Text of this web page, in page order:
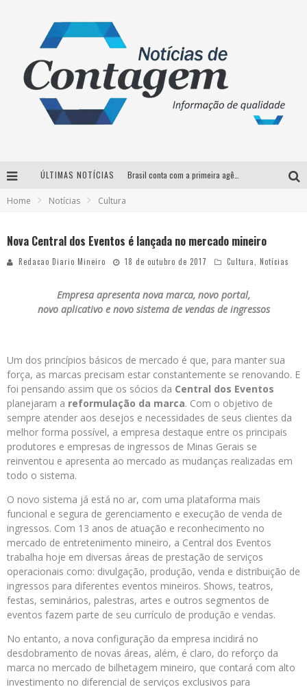
ÚLTIMAS NOTÍCIAS
Suzy Brasil desembarca em Belo Horizonte nesta quinta-feira com o espetáculo “Uma Noite Horripilante”
Home Notícias Cultura
Nova Central dos Eventos é lançada no mercado mineiro
Redacao Diario Mineiro 18 de outubro de 2017 Cultura Notícias
Empresa apresenta nova marca, novo portal,
novo aplicativo e novo sistema de vendas de ingressos
Um dos princípios básicos de mercado é que, para manter sua
força, as marcas precisam estar constantemente se renovando. E
foi pensando assim que os sócios da Central dos Eventos
planejaram a reformulação da marca. Com o objetivo de
sempre atender aos desejos e necessidades de seus clientes da
melhor forma possível, a empresa destaque entre os principais
produtores e empresas de ingressos de Minas Gerais se
reinventou e apresenta ao mercado as mudanças realizadas em
todo o sistema.
O novo sistema já está no ar, com uma plataforma mais
funcional e segura de gerenciamento e execução de venda de
ingressos. Com 13 anos de atuação e reconhecimento no
mercado de entretenimento mineiro, a Central dos Eventos
trabalha hoje em diversas áreas de prestação de serviços
operacionais como: divulgação, produção, venda e distribuição de
ingressos para diferentes eventos mineiros. Shows, teatros,
festas, seminários, palestras, artes e outros segmentos de
eventos fazem parte de seu currículo de produção e vendas.
No entanto, a nova configuração da empresa incidirá no
desdobramento de novas áreas, além, é claro, do reforço da
marca no mercado de bilhetagem mineiro, que contará com alto
investimento no diferencial de serviços exclusivos para